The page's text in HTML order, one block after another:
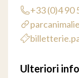
+33 (0)4 90
Ulteriori